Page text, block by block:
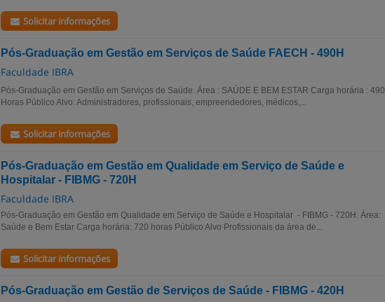
Solicitar informações
Pós-Graduação em Gestão em Serviços de Saúde FAECH - 490H
Faculdade IBRA
Pós-Graduação em Gestão em Serviços de Saúde. Área : SAÚDE E BEM ESTAR Carga horária : 490
Horas Público Alvo: Administradores, profissionais, empreendedores, médicos,...
Solicitar informações
Pós-Graduação em Gestão em Qualidade em Serviço de Saúde e
Hospitalar - FIBMG - 720H
Faculdade IBRA
Pós-Graduação em Gestão em Qualidade em Serviço de Saúde e Hospitalar - FIBMG - 720H. Área:
Saúde e Bem Estar Carga horária: 720 horas Público Alvo Profissionais da área de...
Solicitar informações
Pós-Graduação em Gestão de Serviços de Saúde - FIBMG - 420H